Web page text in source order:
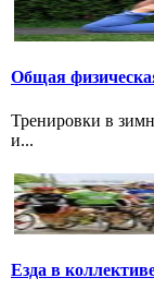
Общая
Тренировки в
и...
Езда в